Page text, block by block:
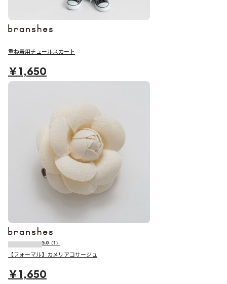
重ね着用チュールスカート
￥1,650
5.0 （1）
【フォーマル】カメリアコサージュ
￥1,650